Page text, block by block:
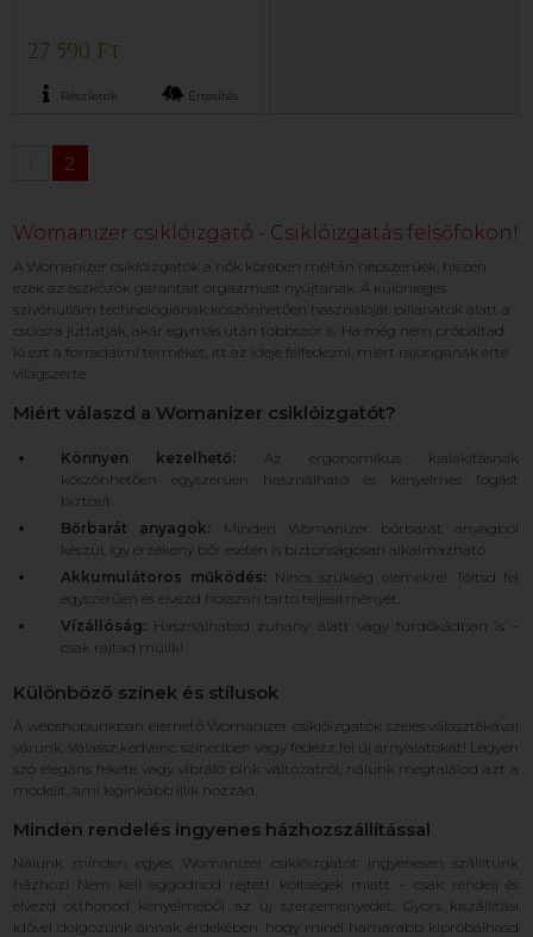
27 590 Ft
Részletek Értesítés
2
Womanizer csiklóizgató - Csiklóizgatás felsőfokon!
A Womanizer csiklóizgatók a nők körében méltán népszerűek, hiszen
ezek az eszközök garantált orgazmust nyújtanak. A különleges
szívóhullám technológiának köszönhetően használóját pillanatok alatt a
csúcsra juttatják, akár egymás után többször is. Ha még nem próbáltad
ki ezt a forradalmi terméket, itt az ideje felfedezni, miért rajonganak érte
világszerte.
Miért válaszd a Womanizer csiklóizgatót?
Könnyen kezelhető: Az ergonomikus kialakításnak
köszönhetően egyszerűen használható és kényelmes fogást
biztosít.
Bőrbarát anyagok: Minden Womanizer bőrbarát anyagból
készül, így érzékeny bőr esetén is biztonságosan alkalmazható.
Akkumulátoros működés: Nincs szükség elemekre! Töltsd fel
egyszerűen és élvezd hosszan tartó teljesítményét.
Vízállóság: Használhatod zuhany alatt vagy fürdőkádban is –
csak rajtad múlik!
Különböző színek és stílusok
A webshopunkban elérhető Womanizer csiklóizgatók széles választékával
várunk. Válassz kedvenc színedben vagy fedezz fel új árnyalatokat! Legyen
szó elegáns fekete vagy vibráló pink változatról, nálunk megtalálod azt a
modellt, ami leginkább illik hozzád.
Minden rendelés ingyenes házhozszállítással
Nálunk minden egyes Womanizer csiklóizgatót ingyenesen szállítunk
házhoz! Nem kell aggódnod rejtett költségek miatt – csak rendelj és
élvezd otthonod kényelméből az új szerzeményedet. Gyors kiszállítási
idővel dolgozunk annak érdekében, hogy minél hamarabb kipróbálhasd